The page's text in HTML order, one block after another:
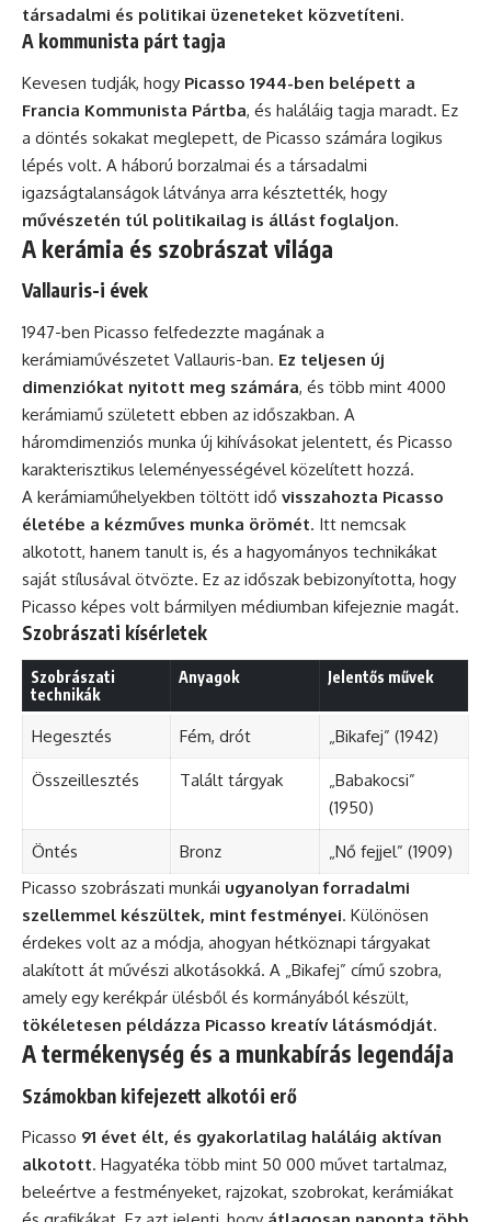
társadalmi és politikai üzeneteket közvetíteni.
A kommunista párt tagja
Kevesen tudják, hogy Picasso 1944-ben belépett a
Francia Kommunista Pártba, és haláláig tagja maradt. Ez
a döntés sokakat meglepett, de Picasso számára logikus
lépés volt. A háború borzalmai és a társadalmi
igazságtalanságok látványa arra késztették, hogy
művészetén túl politikailag is állást foglaljon.
A kerámia és szobrászat világa
Vallauris-i évek
1947-ben Picasso felfedezzte magának a
kerámiaművészetet Vallauris-ban. Ez teljesen új
dimenziókat nyitott meg számára, és több mint 4000
kerámiamű született ebben az időszakban. A
háromdimenziós munka új kihívásokat jelentett, és Picasso
karakterisztikus leleményességével közelített hozzá.
A kerámiaműhelyekben töltött idő visszahozta Picasso
életébe a kézműves munka örömét. Itt nemcsak
alkotott, hanem tanult is, és a hagyományos technikákat
saját stílusával ötvözte. Ez az időszak bebizonyította, hogy
Picasso képes volt bármilyen médiumban kifejeznie magát.
Szobrászati kísérletek
Szobrászati
technikák
Anyagok Jelentős művek
Hegesztés Fém, drót „Bikafej” (1942)
Összeillesztés Talált tárgyak
„Babakocsi”
(1950)
Öntés Bronz
„Nő fejjel” (1909)
Picasso szobrászati munkái ugyanolyan forradalmi
szellemmel készültek, mint festményei. Különösen
érdekes volt az a módja, ahogyan hétköznapi tárgyakat
alakított át művészi alkotásokká. A „Bikafej” című szobra,
amely egy kerékpár ülésből és kormányából készült,
tökéletesen példázza Picasso kreatív látásmódját.
A termékenység és a munkabírás legendája
Számokban kifejezett alkotói erő
Picasso 91 évet élt, és gyakorlatilag haláláig aktívan
alkotott. Hagyatéka több mint 50 000 művet tartalmaz,
beleértve a festményeket, rajzokat, szobrokat, kerámiákat